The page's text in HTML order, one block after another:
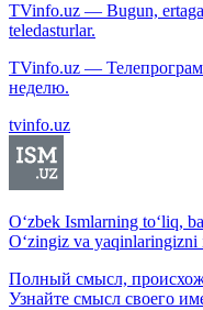
TVinfo.uz — Bugun,
teledasturlar.
TVinfo.uz —
неделю.
tvinfo.uz
O‘zbek Ismlarning to‘liq,
O‘zingiz va
Полный смысл,
Узнайте смысл своего